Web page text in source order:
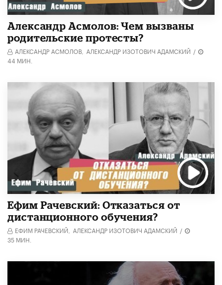
Александр Асмолов: Чем вызваны
родительские протесты?
АЛЕКСАНДР АСМОЛОВ, АЛЕКСАНДР ИЗОТОВИЧ АДАМСКИЙ /
44 МИН.
Ефим Рачевский: Отказаться от
дистанционного обучения?
ЕФИМ РАЧЕВСКИЙ, АЛЕКСАНДР ИЗОТОВИЧ АДАМСКИЙ /
35 МИН.